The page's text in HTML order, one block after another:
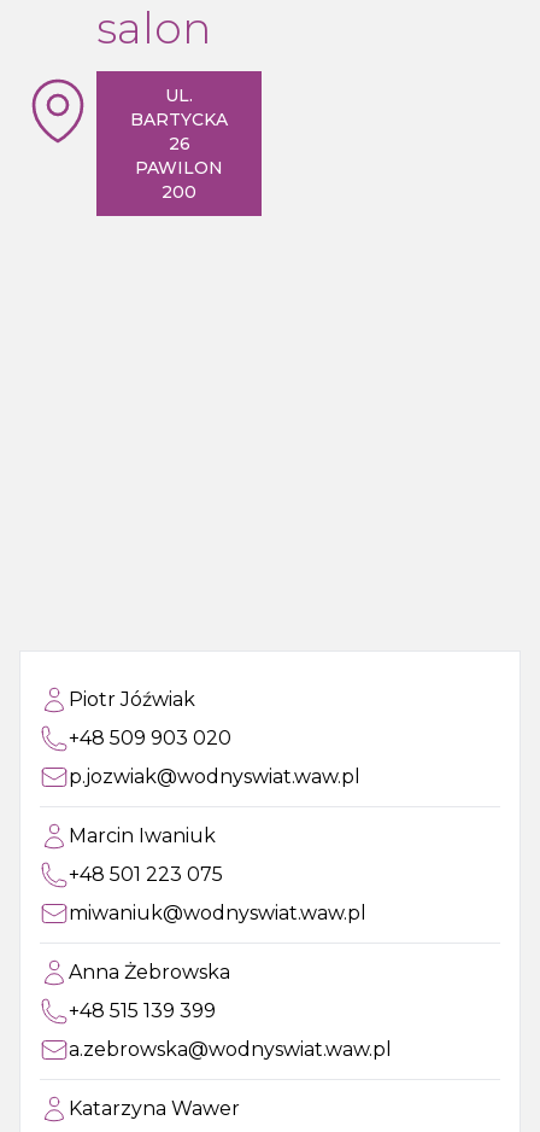
salon
UL.
BARTYCKA
26
PAWILON
200
Piotr Jóźwiak
+48 509 903 020
p.jozwiak@wodnyswiat.waw.pl
Marcin Iwaniuk
+48 501 223 075
miwaniuk@wodnyswiat.waw.pl
Anna Żebrowska
+48 515 139 399
a.zebrowska@wodnyswiat.waw.pl
Katarzyna Wawer